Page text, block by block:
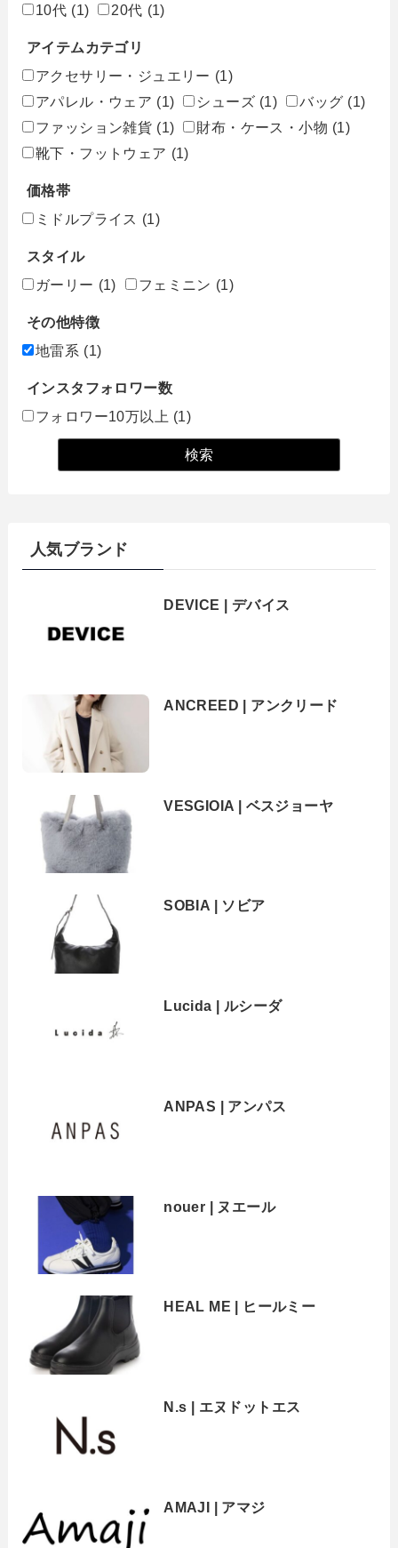
10代 (1) 20代 (1)
アイテムカテゴリ
アクセサリー・ジュエリー (1)
アパレル・ウェア (1) シューズ (1) バッグ (1)
ファッション雑貨 (1) 財布・ケース・小物 (1)
靴下・フットウェア (1)
価格帯
ミドルプライス (1)
スタイル
ガーリー (1) フェミニン (1)
その他特徴
地雷系 (1)
インスタフォロワー数
フォロワー10万以上 (1)
人気ブランド
DEVICE | デバイス
ANCREED | アンクリード
VESGIOIA | ベスジョーヤ
SOBIA | ソビア
Lucida | ルシーダ
ANPAS | アンパス
nouer | ヌエール
HEAL ME | ヒールミー
N.s | エヌドットエス
AMAJI | アマジ